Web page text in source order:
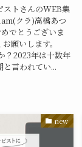
ストさんのWEB集
クラ)高橋あつ
でとうございま
願いします。
？2023年は十数年
言われてい...
new